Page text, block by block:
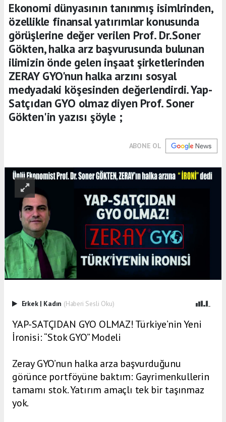
Ekonomi dünyasının tanınmış isimlrinden,
özellikle finansal yatırımlar konusunda
görüşlerine değer verilen Prof. Dr.Soner
Gökten, halka arz başvurusunda bulunan
ilimizin önde gelen inşaat şirketlerinden
ZERAY GYO'nun halka arzını sosyal
medyadaki köşesinden değerlendirdi. Yap-
Satçıdan GYO olmaz diyen Prof. Soner
Gökten'in yazısı şöyle ;
ABONE OL
Erkek | Kadın (Haberi Sesli Oku)
YAP-SATÇIDAN GYO OLMAZ! Türkiye’nin Yeni
İronisi: “Stok GYO” Modeli
Zeray GYO’nun halka arza başvurduğunu
görünce portföyüne baktım: Gayrimenkullerin
tamamı stok. Yatırım amaçlı tek bir taşınmaz
yok.